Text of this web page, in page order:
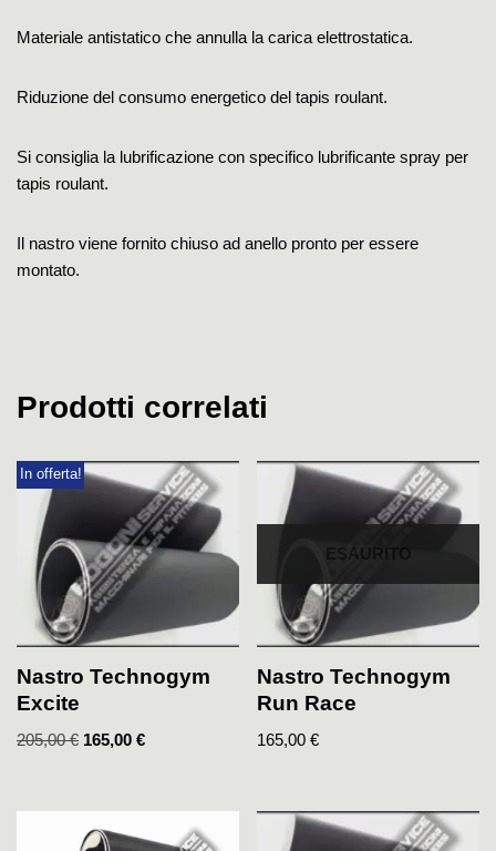
Materiale antistatico che annulla la carica elettrostatica.
Riduzione del consumo energetico del tapis roulant.
Si consiglia la lubrificazione con specifico lubrificante spray per
tapis roulant.
Il nastro viene fornito chiuso ad anello pronto per essere
montato.
Prodotti correlati
In offerta!
Nastro Technogym
Excite
205,00€ 165,00 €
ESAURITO
Nastro Technogym
Run Race
165,00€